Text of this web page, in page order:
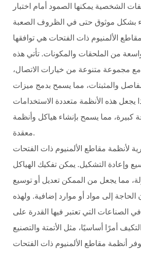
الشخصية يمكنها الصمود أمام اختبار
الألمنيوم ذات الفتحات هي توافقها
من الملحقات والمكونات. تأتي هذه
مجموعة متنوعة من خيارات الاتصال،
والمثبتات، مما يسمح بدمج ميزات
هذه الأنظمة متعددة الاستخدامات
كبيرة، مما يسمح بإنشاء هياكل وأنظمة
معقدة.
لأنظمة مقاطع الألمنيوم ذات الفتحات
وإعادة التشكيل. يمكن تفكيك الهياكل
مما يجعل من الممكن تعديل أو توسيع
الحاجة إلى مواد أو موارد إضافية. ولهذه
الصناعات التي تعتبر فيها القدرة على
أنظمة مقاطع الألمنيوم ذات الفتحات